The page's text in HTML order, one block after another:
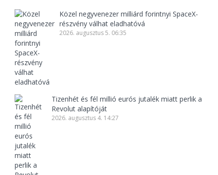
Közel negyvenezer milliárd forintnyi SpaceX-
részvény válhat eladhatóvá
2026. augusztus 5. 06:35
Tizenhét és fél millió eurós jutalék miatt perlik a
Revolut alapítóját
2026. augusztus 4. 14:27